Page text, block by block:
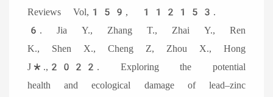
Reviews Vol,159, 112153.
6. Jia Y., Zhang T., Zhai Y., Ren
K., Shen X., Cheng Z, Zhou X., Hong
J*.,2022. Exploring the potential
health and ecological damage of lead–zinc